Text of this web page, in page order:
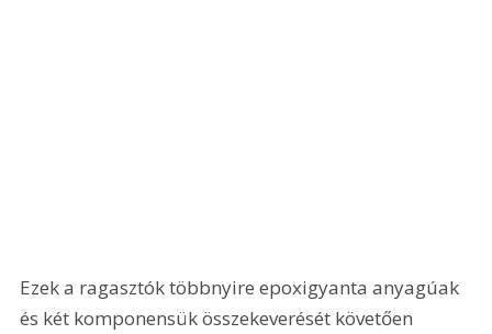
Ezek a ragasztók többnyire epoxigyanta anyagúak
és két komponensük összekeverését követően